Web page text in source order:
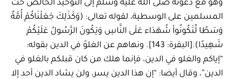
وهو مع دعوته صلى الله عليه وسلم إلى التوحيد الخالص حثّ
المسلمين على الوسطية، لقوله تعالى: (وَكَذَلِكَ جَعَلْنَاكُمْ أُمَّةً
وَسَطًا لِّتَكُونُواْ شُهَدَاء عَلَى النَّاسِ وَيَكُونَ الرَّسُولُ عَلَيْكُمْ
شَهِيدًا).[البقرة: 143]. ونهاهم عن الغلوّ في الدين بقوله:
“إياكم والغلو في الدين، فإنما هلك من كان قبلكم بالغلو في
الدين”، وقال أيضا: “إن هذا الدين يسر، ولن يشاد الدين أحد إلا